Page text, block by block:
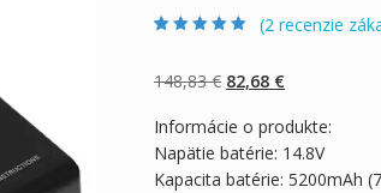
zákazníckych
recenzií
(2 recenzie
148,83€ Pôvodná
bola:
148,83 €.
82,68 €Aktuálna
je:
82,68 €.
Informácie o produkte:
Napätie batérie: 14.8V
Kapacita batérie: 5200mAh